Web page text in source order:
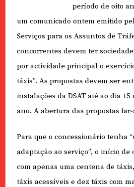
período de oito
um comunicado ontem emitido
Serviços para os Assuntos de
concorrentes devem ter
por actividade principal o
táxis”. As propostas devem ser
instalações da DSAT até ao dia
ano. A abertura das propostas
Para que o concessionário tenha
adaptação ao serviço”, o início de
com apenas uma centena de
táxis acessíveis e dez táxis com